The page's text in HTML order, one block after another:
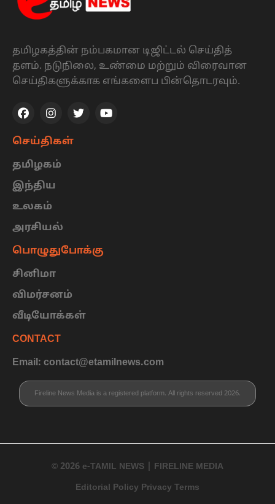
தமிழகத்தின் நம்பகமான டிஜிட்டல் செய்தித்
தளம். நடுநிலை, உண்மை மற்றும் விரைவான
செய்திகளுக்காக எங்களைப பின்தொடரவும்.
செய்திகள்
தமிழகம்
இந்திய
உலகம்
அரசியல்
பொழுதுபோக்கு
சினிமா
விமர்சனம்
வீடியோக்கள்
CONTACT
Email: contact@etamilnews.com
Fireline News Media is a registered platform. All rights reserved 2026.
© 2026 e-TAMIL NEWS | FIRELINE MEDIA
Editorial Policy Privacy Terms